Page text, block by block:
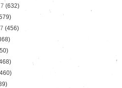
(632)
(456)